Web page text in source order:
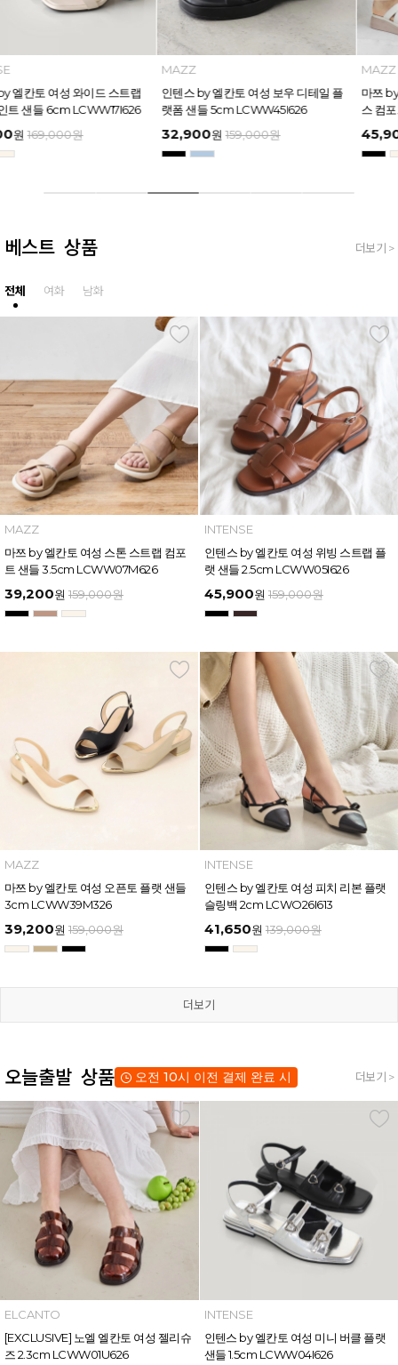
INTENSE
인텐스 by 엘칸토 여성 와이드 스트랩
버클 포인트 샌들 6cm LCWW17I626
49,600원169,000
인텐스 by 엘칸토 여성 보우 디테일 플
랫폼 샌들 5cm LCWW45I626
32,900원159,000
베스트 상품
전체 여화 남화
더보기 >
MAZZ
마쯔 by 엘칸토 여성 스톤 스트랩 컴포
트 샌들 3.5cm LCWW07M626
39,200원 159,000원
INTENSE
인텐스 by 엘칸토 여성 위빙 스트랩 플
랫 샌들 2.5cm LCWW05I626
45,900원 159,000원
MAZZ
마쯔 by 엘칸토 여성 오픈토 플랫 샌들
3cm LCWW39M326
39,200원 159,000원
INTENSE
인텐스 by 엘칸토 여성 피치 리본 플랫
슬링백 2cm LCWO26I613
41,650원 139,000원
더보기
오늘출발 상품 오전 10시 이전 결제 완료 시 더보기 >
INTENSE
인텐스 by 엘칸토 여성 미니 버클 플랫
샌들 1.5cm LCWW04I626
MAZZ
마쯔 by 엘칸토 여성 링크 장식 플랫폼
샌들 6cm LCWW50M626